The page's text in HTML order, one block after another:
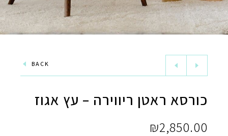
BACK
כורסא ראטן ריווירה – עץ אגוז
₪2,850.00